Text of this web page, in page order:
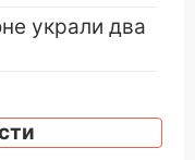
украли два
какая будет